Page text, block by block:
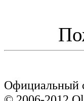
Официальный